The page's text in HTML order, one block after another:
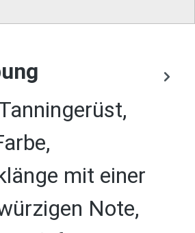
mit einer
Note,